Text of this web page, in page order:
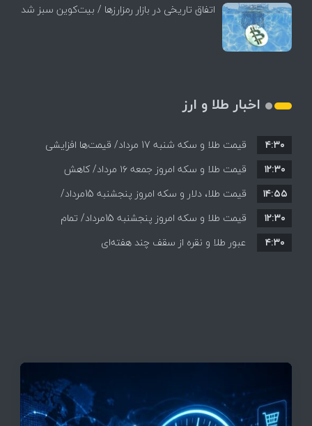
اتفاق تاریخی در بازار رمزارزها / بیت‌کوین سبز شد
اخبار طلا و ارز
قیمت طلا و سکه شنبه 17 مرداد/ قیمت‌ها افزایشی
۴:۳۰
قیمت طلا و سکه امروز جمعه ۱۶ مرداد/ کاهش
قیمت ها+ جدول و جزییات
۱۲:۳۰
قیمت طلا، دلار و سکه امروز پنجشنبه 15مرداد/
افزایش قیمت ها + جدول
۱۴:۵۵
قیمت طلا و سکه امروز پنجشنبه 15مرداد/ تمام
قیمت ها بر مدار افزایش + جدول
۱۲:۳۰
عبور طلا و نقره از سقف چند هفته‌ای
۴:۳۰